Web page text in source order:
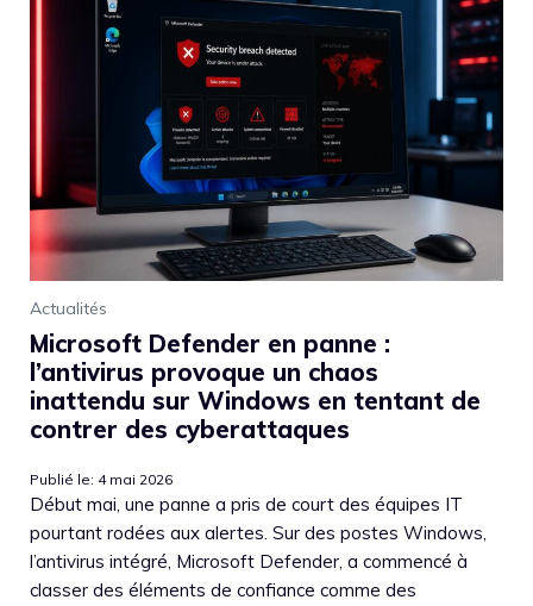
Actualités
Microsoft Defender en panne :
l’antivirus provoque un chaos
inattendu sur Windows en tentant de
contrer des cyberattaques
Publié le: 4 mai 2026
Début mai, une panne a pris de court des équipes IT
pourtant rodées aux alertes. Sur des postes Windows,
l’antivirus intégré, Microsoft Defender, a commencé à
classer des éléments de confiance comme des